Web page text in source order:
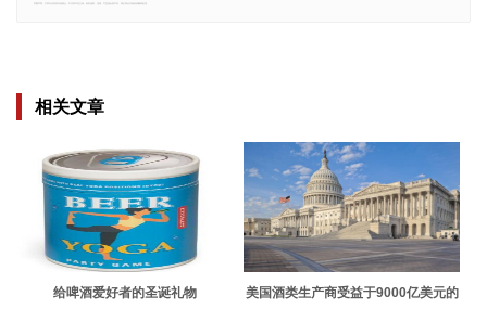
相关文章
给啤酒爱好者的圣诞礼物
美国酒类生产商受益于9000亿美元的